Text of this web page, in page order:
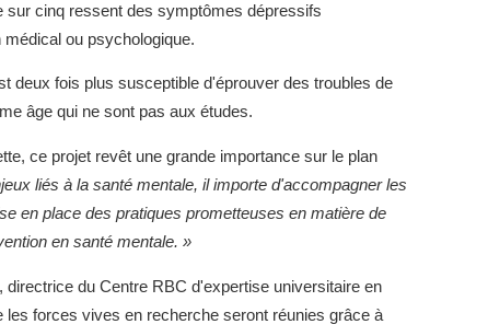
sur cinq ressent des symptômes dépressifs
ou psychologique.
deux fois plus susceptible d'éprouver des troubles de
âge qui ne sont pas aux études.
ce projet revêt une grande importance sur le plan
liés à la santé mentale, il importe d'accompagner les
en place des pratiques prometteuses en matière de
en santé mentale. »
du Centre RBC d'expertise universitaire en
forces vives en recherche seront réunies grâce à